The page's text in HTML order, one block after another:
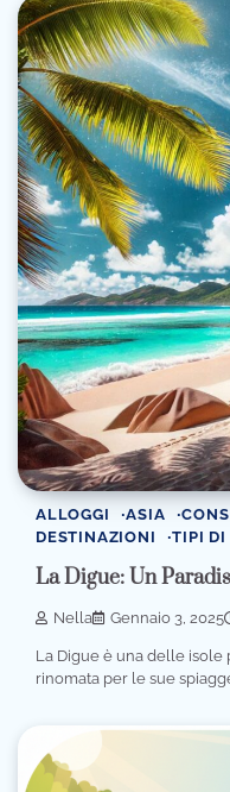
ALLOGGI ASIA
DESTINAZIONI
TIPI DI
La Digue: Un
Nella Gennaio 3, 2025
La Digue è una delle isole
rinomata per le sue